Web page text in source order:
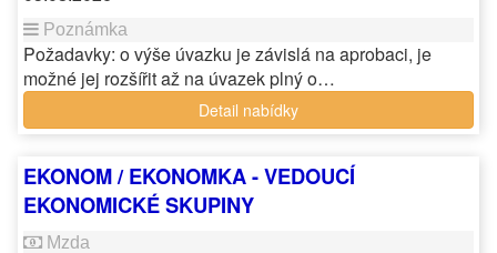
Požadavky: o výše úvazku je závislá na aprobaci, je
možné jej rozšířit až na úvazek plný o…
Detail nabídky
EKONOM / EKONOMKA - VEDOUCÍ
EKONOMICKÉ SKUPINY